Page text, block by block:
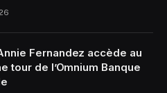
Fernandez accède au
tour de l’Omnium Banque